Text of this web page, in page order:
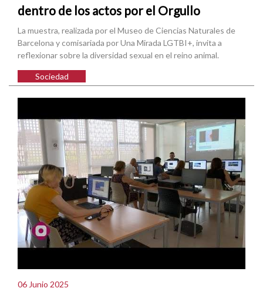
dentro de los actos por el Orgullo
La muestra, realizada por el Museo de Ciencias Naturales de
Barcelona y comisariada por Una Mirada LGTBI+, invita a
reflexionar sobre la diversidad sexual en el reino animal.
Sociedad
06 Junio 2025